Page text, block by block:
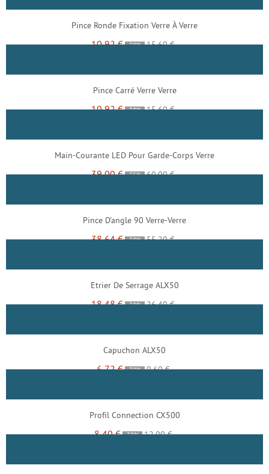
Pince Ronde Fixation Verre À Verre
10,92 € -30% 15,60 €
Pince Carré Verre Verre
10,92 € -30% 15,60 €
Main-Courante LED Pour Garde-Corps Verre
39,00 € -35% 60,00 €
Pince D'angle 90 Verre-Verre
38,64 € -30% 55,20 €
Etrier De Serrage ALX50
18,48 € -30% 26,40 €
Capuchon ALX50
6,72 € -30% 9,60 €
Profil Connection CX500
8,40 € -30% 12,00 €